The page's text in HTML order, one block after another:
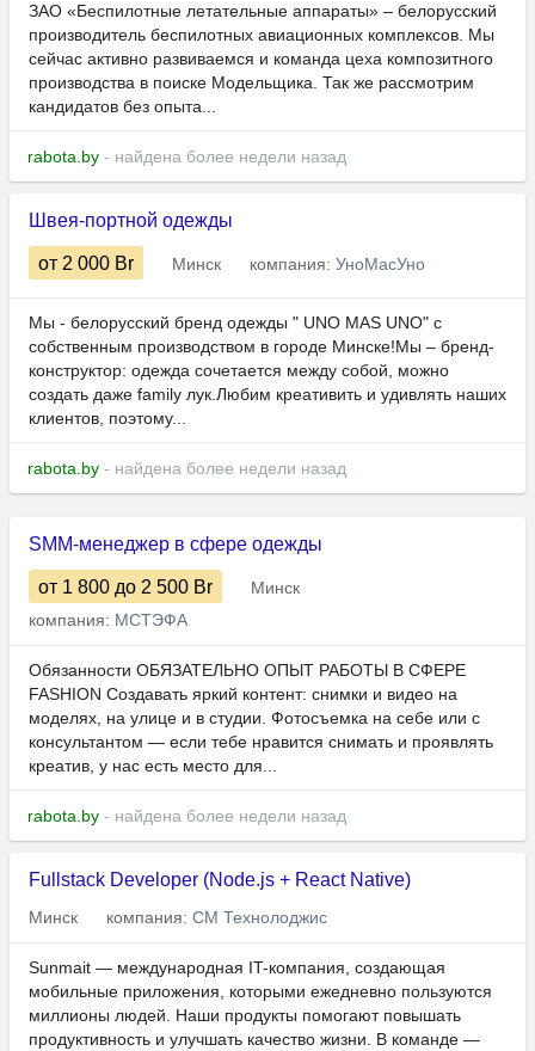
ЗАО «Беспилотные летательные аппараты» – белорусский
производитель беспилотных авиационных комплексов. Мы
сейчас активно развиваемся и команда цеха композитного
производства в поиске Модельщика. Так же рассмотрим
кандидатов без опыта...
rabota.by - найдена более недели назад
Швея-портной одежды
от 2 000 Br Минск компания: УноМасУно
Мы - белорусский бренд одежды " UNO MAS UNO" с
собственным производством в городе Минске!Мы – бренд-
конструктор: одежда сочетается между собой, можно
создать даже family лук.Любим креативить и удивлять наших
клиентов, поэтому...
rabota.by - найдена более недели назад
SMM-менеджер в сфере одежды
от 1 800 до 2 500 Br
Минск
компания: МСТЭФА
Обязанности ОБЯЗАТЕЛЬНО ОПЫТ РАБОТЫ В СФЕРЕ
FASHION Создавать яркий контент: снимки и видео на
моделях, на улице и в студии. Фотосъемка на себе или с
консультантом — если тебе нравится снимать и проявлять
креатив, у нас есть место для...
rabota.by - найдена более недели назад
Fullstack Developer (Node.js + React Native)
Минск компания: СМ Технолоджис
Sunmait — международная IT-компания, создающая
мобильные приложения, которыми ежедневно пользуются
миллионы людей. Наши продукты помогают повышать
продуктивность и улучшать качество жизни. В команде —